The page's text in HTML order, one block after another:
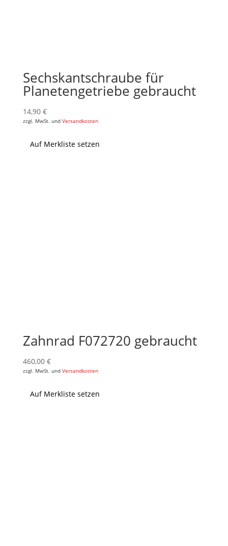
Sechskantschraube für
Planetengetriebe gebraucht
14,90 €
zzgl. MwSt. und Versandkosten
Auf Merkliste setzen
Zahnrad F072720 gebraucht
460,00 €
zzgl. MwSt. und Versandkosten
Auf Merkliste setzen